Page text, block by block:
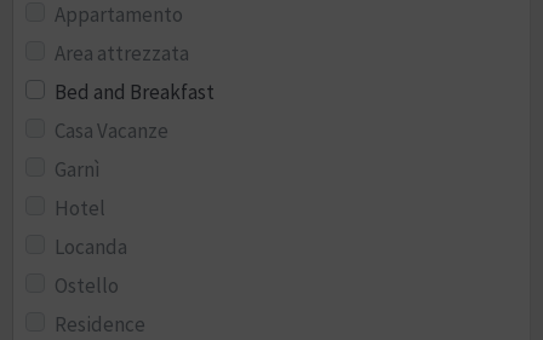
Appartamento
Area attrezzata
Bed and Breakfast
Casa Vacanze
Garnì
Hotel
Locanda
Ostello
Residence